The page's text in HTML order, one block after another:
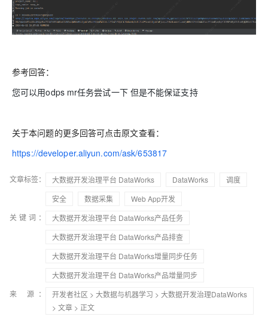
参考回答：
您可以用odps mr任务尝试一下 但是不能保证支持
关于本问题的更多回答可点击原文查看：
https://developer.aliyun.com/ask/653817
文章标签： 大数据开发治理平台 DataWorks DataWorks
调度
安全
数据采集
Web App开发
关键词：
大数据开发治理平台 DataWorks产品任务
大数据开发治理平台 DataWorks产品排查
大数据开发治理平台 DataWorks增量同步任务
大数据开发治理平台 DataWorks产品增量同步
来 源：
开发者社区 > 大数据与机器学习 > 大数据开发治理DataWorks
> 文章 > 正文